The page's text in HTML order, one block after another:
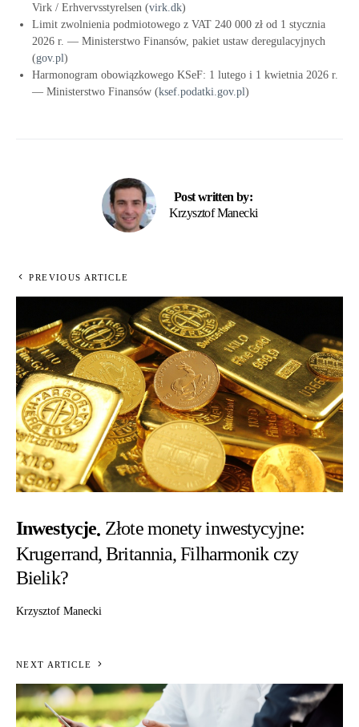
Virk / Erhvervsstyrelsen (virk.dk)
Limit zwolnienia podmiotowego z VAT 240 000 zł od 1 stycznia
2026 r. — Ministerstwo Finansów, pakiet ustaw deregulacyjnych
(gov.pl)
Harmonogram obowiązkowego KSeF: 1 lutego i 1 kwietnia 2026 r.
— Ministerstwo Finansów (ksef.podatki.gov.pl)
Post written by:
Krzysztof Manecki
PREVIOUS ARTICLE
Inwestycje Złote monety inwestycyjne:
Krugerrand, Britannia, Filharmonik czy
Bielik?
Krzysztof Manecki
NEXT ARTICLE